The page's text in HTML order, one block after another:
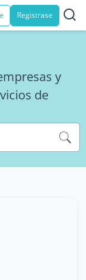
Registrase
y
de